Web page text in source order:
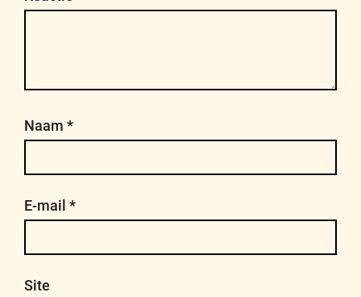
Naam *
E-mail *
Site